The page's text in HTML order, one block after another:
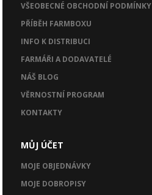
VŠEOBECNÉ OBCHODNÍ PODMÍNKY
PŘÍBĚH FARMBOXU
INFO K DISTRIBUCI
FARMÁŘI A DODAVATELÉ
NÁŠ BLOG
VĚRNOSTNÍ PROGRAM
KONTAKTY
MŮJ ÚČET
MOJE OBJEDNÁVKY
MOJE DOBROPISY